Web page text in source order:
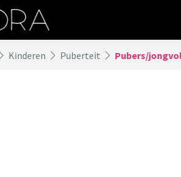
Kinderen Puberteit Pubers/